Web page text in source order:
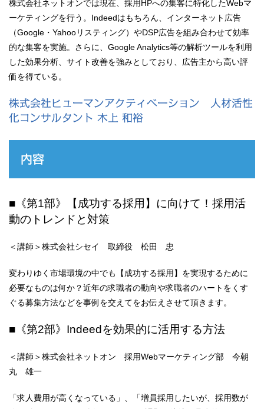
株式会社ネットオンでは現在、採用HPへの集客に特化したWebマ
ーケティングを行う。Indeedはもちろん、インターネット広告
（Google・Yahooリスティング）やDSP広告を組み合わせて効率
的な集客を実施。さらに、Google Analytics等の解析ツールを利用
した効果分析、サイト改善を強みとしており、広告主から高い評
価を得ている。
株式会社ヒューマンアクティベーション 人材活性
化コンサルタント 木上 和裕
内容
■《第1部》【成功する採用】に向けて！採用活
動のトレンドと対策
＜講師＞株式会社シセイ 取締役 松田 忠
変わりゆく市場環境の中でも【成功する採用】を実現するために
必要なものは何か？近年の求職者の動向や求職者のハートをくす
ぐる募集方法などを事例を交えてをお伝えさせて頂きます。
■《第2部》Indeedを効果的に活用する方法
＜講師＞株式会社ネットオン 採用Webマーケティング部 今朝
丸 雄一
「求人費用が高くなっている」、「増員採用したいが、採用数が